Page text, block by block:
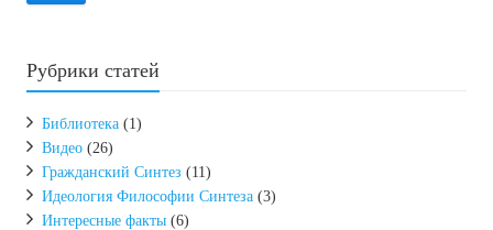
Рубрики статей
Библиотека (1)
Видео (26)
Гражданский Синтез (11)
Идеология Философии Синтеза (3)
Интересные факты (6)